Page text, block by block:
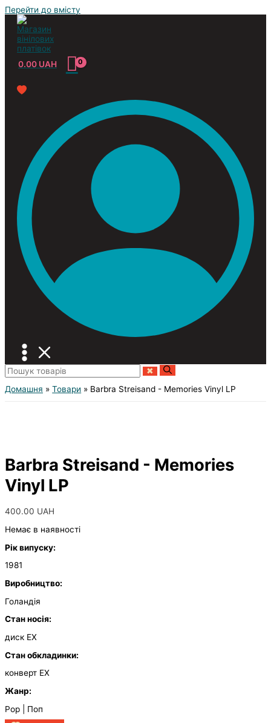
Перейти до вмісту
0.00 UAH
Домашня Товари Barbra Streisand - Memories Vinyl LP
Barbra Streisand - Memories
Vinyl LP
400.00 UAH
Немає в наявності
Рік випуску:
1981
Виробництво:
Голандія
Стан носія:
диск EX
Стан обкладинки:
конверт EX
Жанр:
Pop | Поп
Усі жанри
Classic
Jazz&Blues
Compilation